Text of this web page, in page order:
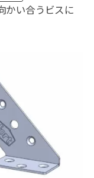
かい合うビスに